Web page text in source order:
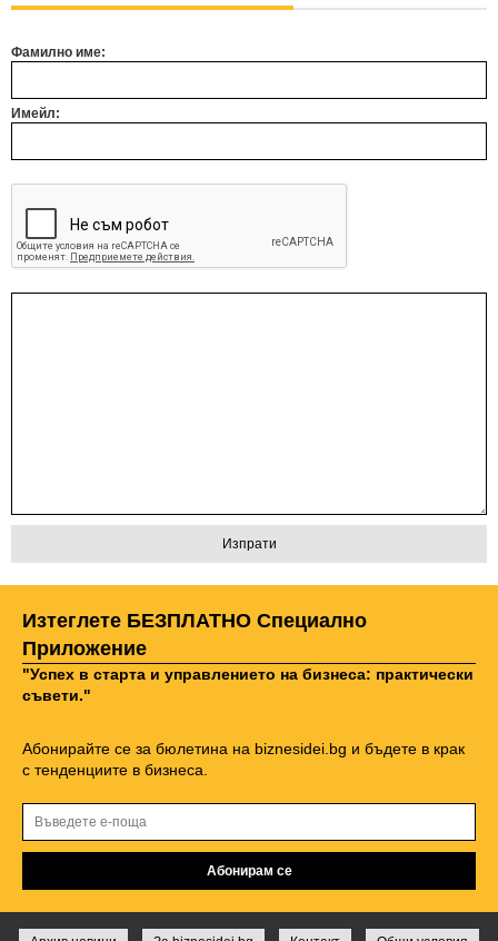
Фамилно име:
Имейл:
Изтеглете БЕЗПЛАТНО Специално
Приложение
"Успех в старта и управлението на бизнеса: практически
съвети."
Абонирайте се за бюлетина на biznesidei.bg и бъдете в крак
с тенденциите в бизнеса.